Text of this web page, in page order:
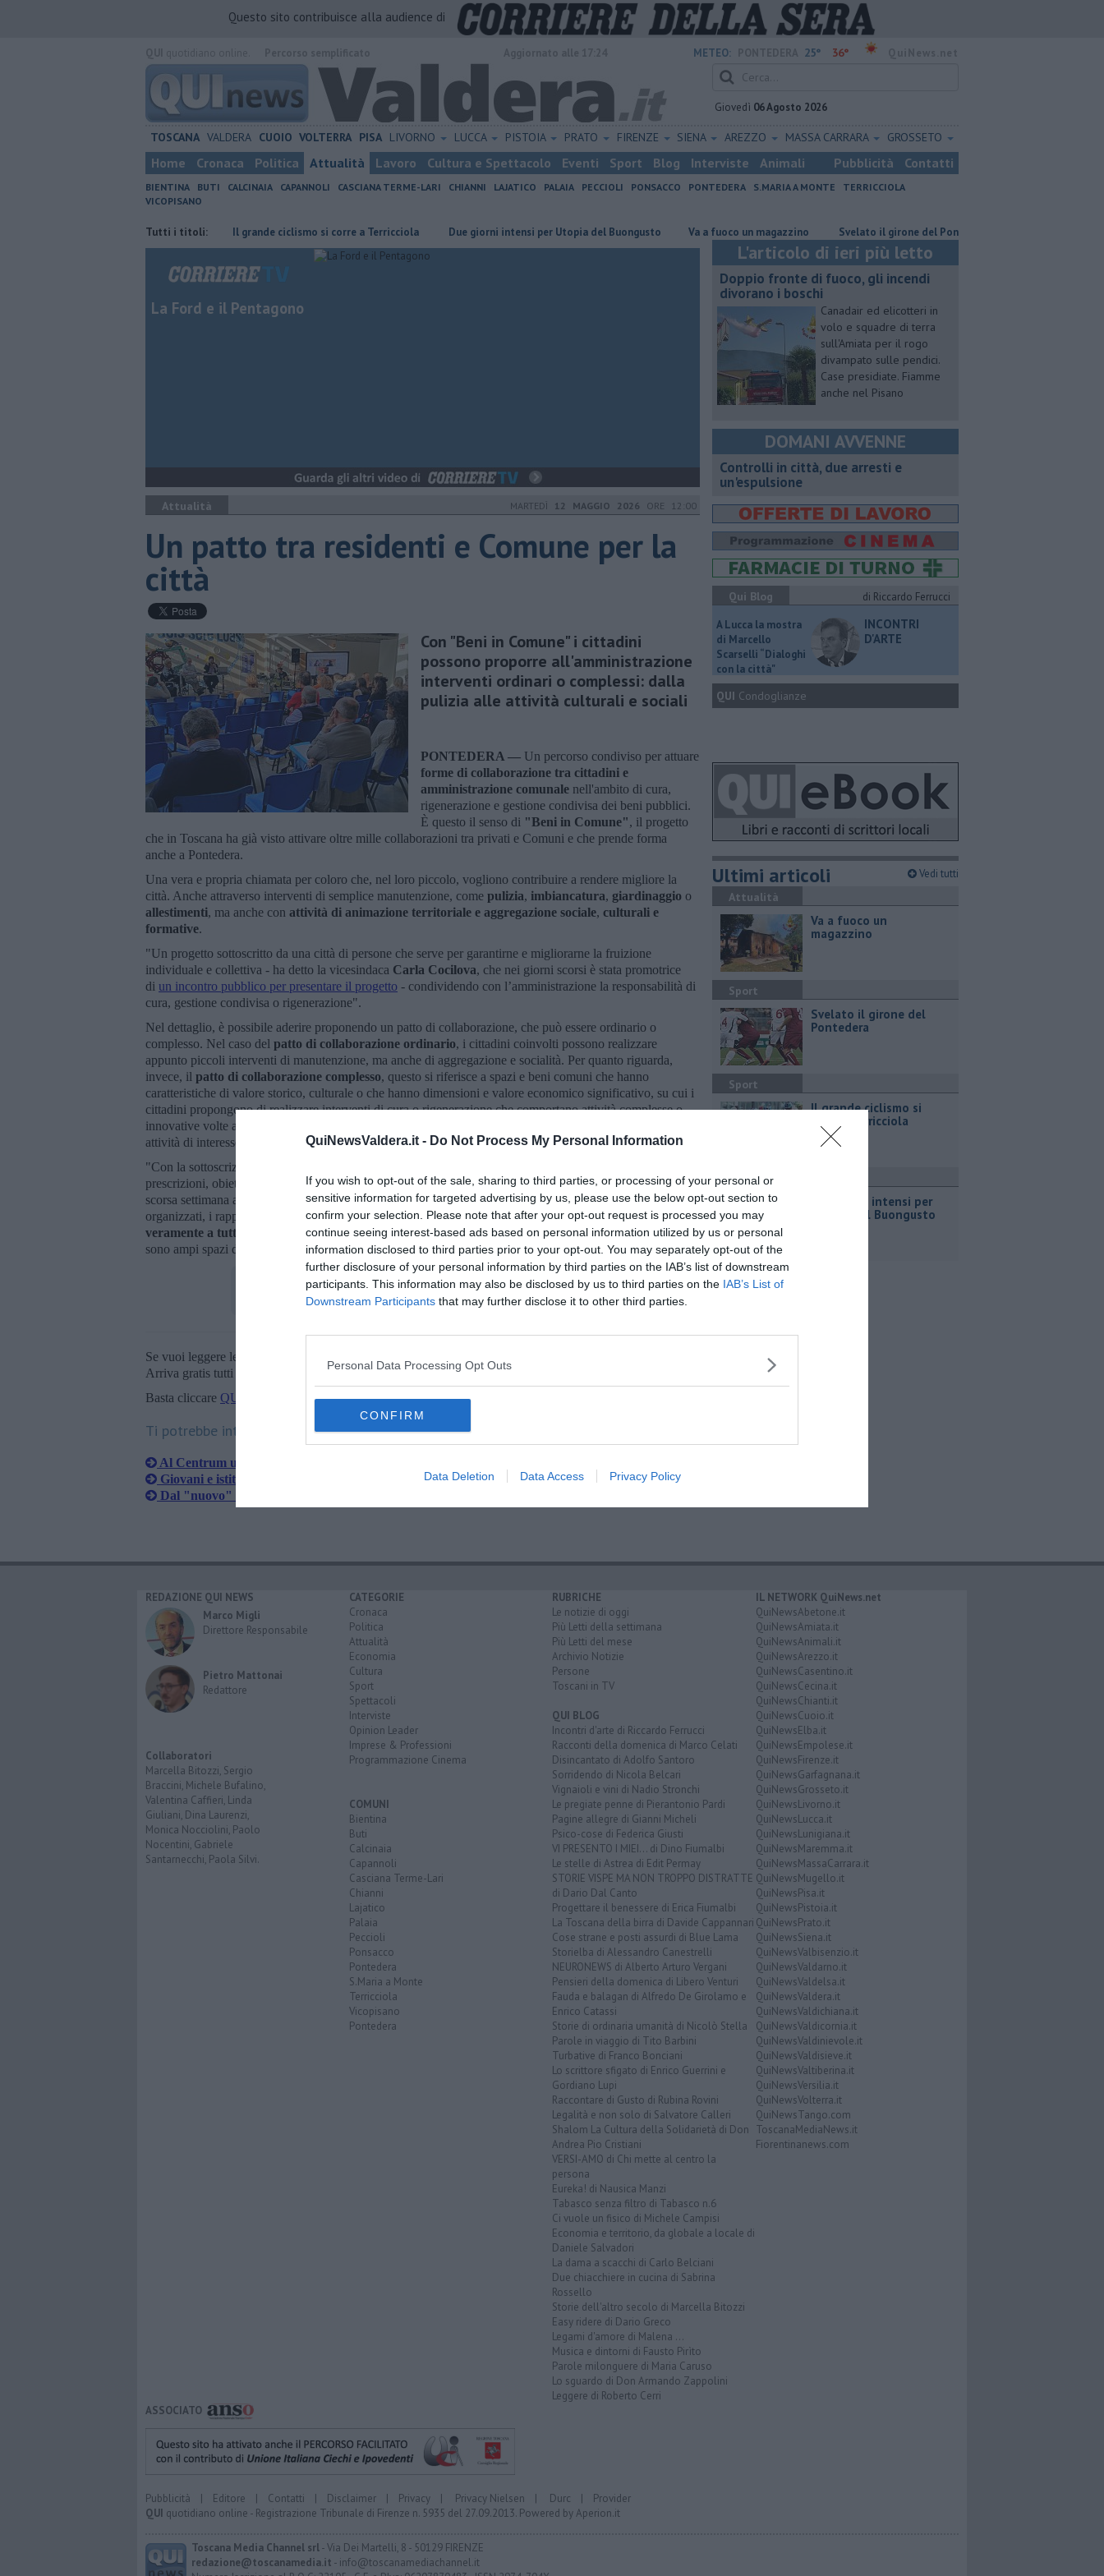
QuiNewsValdera.it - Do Not Process My Personal Information
If you wish to opt-out of the sale, sharing to third parties, or processing of your personal or
sensitive information for targeted advertising by us, please use the below opt-out section to
confirm your selection. Please note that after your opt-out request is processed you may
continue seeing interest-based ads based on personal information utilized by us or personal
information disclosed to third parties prior to your opt-out. You may separately opt-out of the
further disclosure of your personal information by third parties on the IAB’s list of downstream
participants. This information may also be disclosed by us to third parties on the IAB’s List of
Downstream Participants that may further disclose it to other third parties.
Personal Data Processing Opt Outs
CONFIRM
Data Deletion Data Access Privacy Policy
Questo sito contribuisce alla audience di
METEO: 25° 36°
Giovedì 06 Agosto 2026
TOSCANA VALDERA CUOIO VOLTERRA PISA LIVORNO LUCCA PISTOIA PRATO FIRENZE SIENA AREZZO MASSA CARRARA GROSSETO
Home Cronaca Politica Attualità Lavoro Cultura e Spettacolo Eventi Sport Blog Interviste Animali Pubblicità Contatti
BIENTINA BUTI CALCINAIA CAPANNOLI CASCIANA TERME-LARI CHIANNI LAJATICO PALAIA PECCIOLI PONSACCO PONTEDERA S.MARIA A MONTE
TERRICCIOLA
VICOPISANO
Tutti i titoli:
Svelato il girone del Pontedera Il grande ciclismo si corre a Terricciola Due giorni intensi per Utopia del Buongusto Va a fuoco un magazzino Svelato il girone del Pontedera
La Ford e il Pentagono
Attualità MARTEDÌ 12 MAGGIO 2026 ORE 12:00
Un patto tra residenti e Comune per la
città
Con "Beni in Comune" i cittadini
possono proporre all'amministrazione
interventi ordinari o complessi: dalla
pulizia alle attività culturali e sociali
PONTEDERA — Un percorso condiviso per attuare
forme di collaborazione tra cittadini e
amministrazione comunale nell'ambito di cura,
rigenerazione e gestione condivisa dei beni pubblici.
È questo il senso di "Beni in Comune", il progetto
che in Toscana ha già visto attivare oltre mille collaborazioni tra privati e Comuni e che prende forma
anche a Pontedera.
Una vera e propria chiamata per coloro che, nel loro piccolo, vogliono contribuire a rendere migliore la
città. Anche attraverso interventi di semplice manutenzione, come pulizia, imbiancatura, giardinaggio o
allestimenti, ma anche con attività di animazione territoriale e aggregazione sociale, culturali e
formative.
"Un progetto sottoscritto da una città di persone che serve per garantirne e migliorarne la fruizione
individuale e collettiva - ha detto la vicesindaca Carla Cocilova, che nei giorni scorsi è stata promotrice
di un incontro pubblico per presentare il progetto - condividendo con l’amministrazione la responsabilità di
cura, gestione condivisa o rigenerazione".
Nel dettaglio, è possibile aderire proponendo un patto di collaborazione, che può essere ordinario o
complesso. Nel caso del patto di collaborazione ordinario, i cittadini coinvolti possono realizzare
appunto piccoli interventi di manutenzione, ma anche di aggregazione e socialità. Per quanto riguarda,
invece, il patto di collaborazione complesso, questo si riferisce a spazi e beni comuni che hanno
caratteristiche di valore storico, culturale o che hanno dimensioni e valore economico significativo, su cui i
cittadini propongono di realizzare interventi di cura o rigenerazione che comportano attività complesse o
innovative volte al recupero, alla trasformazione ed alla gestione continuata nel tempo per lo svolgimento di
attività di interesse generale.
"Con la sottoscrizione del patto Comune e cittadini definiscono finalità, modalità di esecuzione,
prescrizioni, obiettivi e risultati attesi - ha concluso la vicesindaca - nella tavola rotonda che si è tenuta la
scorsa settimana al Centrum Sete Sois abbiamo avuto un confronto importante. Con cittadini singoli o
organizzati, i rappresentanti di consulte di quartiere e frazione, insegnanti e studenti.È un percorso aperto
veramente a tutti
e, come emerso nelle relazioni di Labsus, soggetto che da tempo cura questi temi, ci
sono ampi spazi di crescita, partecipazione e coinvolgimento".
Se vuoi leggere le notizie principali della Toscana iscriviti alla
Arriva gratis tutti i giorni alle 20:00 direttamente nella tua casella di posta.
Basta cliccare QUI
Ti potrebbe interessare anche:
Al Centrum un incontro sui beni comuni
Giovani e istituzioni più vicini con Space
Dal "nuovo" Crec ai doposcuola, la rotta dei presidi sociali
L'articolo di ieri più letto
Doppio fronte di fuoco, gli incendi
divorano i boschi
Canadair ed elicotteri in
volo e squadre di terra
sull'Amiata per il rogo
divampato sulle pendici.
Case presidiate. Fiamme
anche nel Pisano
DOMANI AVVENNE
Controlli in città, due arresti e
un'espulsione
Qui Blog
di Riccardo Ferrucci
A Lucca la mostra
di Marcello
Scarselli “Dialoghi
con la città"
INCONTRI
D'ARTE
QUI Condoglianze
Ultimi articoli Vedi tutti
Attualità
Va a fuoco un
magazzino
Sport
Svelato il girone del
Pontedera
Sport
Il grande ciclismo si
corre a Terricciola
Attualità
Due giorni intensi per
Utopia del Buongusto
REDAZIONE QUI NEWS
Marco Migli
Direttore Responsabile
Pietro Mattonai
Redattore
Collaboratori
Marcella Bitozzi, Sergio
Braccini, Michele Bufalino,
Valentina Caffieri, Linda
Giuliani, Dina Laurenzi,
Monica Nocciolini, Paolo
Nocentini, Gabriele
Santarnecchi, Paola Silvi.
CATEGORIE
Cronaca
Politica
Attualità
Economia
Cultura
Sport
Spettacoli
Interviste
Opinion Leader
Imprese & Professioni
Programmazione Cinema
COMUNI
Bientina
Buti
Calcinaia
Capannoli
Casciana Terme-Lari
Chianni
Lajatico
Palaia
Peccioli
Ponsacco
Pontedera
S.Maria a Monte
Terricciola
Vicopisano
Pontedera
RUBRICHE
Le notizie di oggi
Più Letti della settimana
Più Letti del mese
Archivio Notizie
Persone
Toscani in TV
QUI BLOG
Incontri d'arte di Riccardo Ferrucci
Racconti della domenica di Marco Celati
Disincantato di Adolfo Santoro
Sorridendo di Nicola Belcari
Vignaioli e vini di Nadio Stronchi
Le pregiate penne di Pierantonio Pardi
Pagine allegre di Gianni Micheli
Psico-cose di Federica Giusti
VI PRESENTO I MIEI... di Dino Fiumalbi
Le stelle di Astrea di Edit Permay
STORIE VISPE MA NON TROPPO DISTRATTE
di Dario Dal Canto
Progettare il benessere di Erica Fiumalbi
La Toscana della birra di Davide Cappannari
Cose strane e posti assurdi di Blue Lama
Storielba di Alessandro Canestrelli
NEURONEWS di Alberto Arturo Vergani
Pensieri della domenica di Libero Venturi
Fauda e balagan di Alfredo De Girolamo e
Enrico Catassi
Storie di ordinaria umanità di Nicolò Stella
Parole in viaggio di Tito Barbini
Turbative di Franco Bonciani
Lo scrittore sfigato di Enrico Guerrini e
Gordiano Lupi
Raccontare di Gusto di Rubina Rovini
Legalità e non solo di Salvatore Calleri
Shalom La Cultura della Solidarietà di Don
Andrea Pio Cristiani
VERSI-AMO di Chi mette al centro la
persona
Eureka! di Nausica Manzi
Tabasco senza filtro di Tabasco n.6
Ci vuole un fisico di Michele Campisi
Economia e territorio, da globale a locale di
Daniele Salvadori
La dama a scacchi di Carlo Belciani
Due chiacchiere in cucina di Sabrina
Rossello
Storie dell'altro secolo di Marcella Bitozzi
Easy ridere di Dario Greco
Legami d'amore di Malena ...
Musica e dintorni di Fausto Pirìto
Parole milonguere di Maria Caruso
Lo sguardo di Don Armando Zappolini
Leggere di Roberto Cerri
IL NETWORK QuiNews.net
QuiNewsAbetone.it
QuiNewsAmiata.it
QuiNewsAnimali.it
QuiNewsArezzo.it
QuiNewsCasentino.it
QuiNewsCecina.it
QuiNewsChianti.it
QuiNewsCuoio.it
QuiNewsElba.it
QuiNewsEmpolese.it
QuiNewsFirenze.it
QuiNewsGarfagnana.it
QuiNewsGrosseto.it
QuiNewsLivorno.it
QuiNewsLucca.it
QuiNewsLunigiana.it
QuiNewsMaremma.it
QuiNewsMassaCarrara.it
QuiNewsMugello.it
QuiNewsPisa.it
QuiNewsPistoia.it
QuiNewsPrato.it
QuiNewsSiena.it
QuiNewsValbisenzio.it
QuiNewsValdarno.it
QuiNewsValdelsa.it
QuiNewsValdera.it
QuiNewsValdichiana.it
QuiNewsValdicornia.it
QuiNewsValdinievole.it
QuiNewsValdisieve.it
QuiNewsValtiberina.it
QuiNewsVersilia.it
QuiNewsVolterra.it
QuiNewsTango.com
ToscanaMediaNews.it
Fiorentinanews.com
ASSOCIATO
Pubblicità | Editore | Contatti | Disclaimer | Privacy | Privacy Nielsen | Durc | Provider
QUI quotidiano online - Registrazione Tribunale di Firenze n. 5935 del 27.09.2013. Powered byAperion.it
Toscana Media Channel srl- Via Dei Martelli, 8 - 50129 FIRENZE
redazione@toscanamedia.it - info@toscanamediachannel.it